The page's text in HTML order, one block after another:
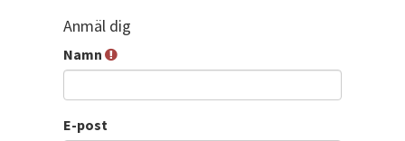
Anmäl dig
Namn
E-post